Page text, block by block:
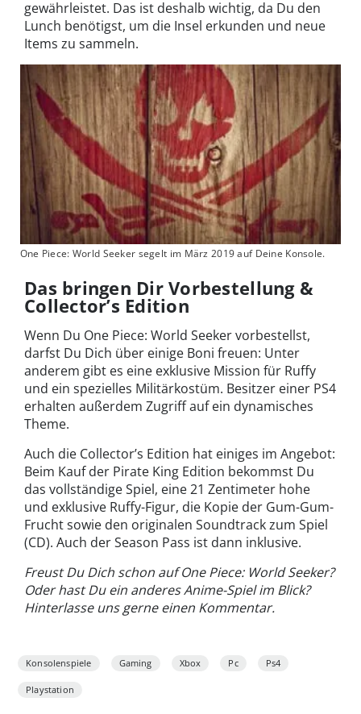
gewährleistet. Das ist deshalb wichtig, da Du den
Lunch benötigst, um die Insel erkunden und neue
Items zu sammeln.
One Piece: World Seeker segelt im März 2019 auf Deine Konsole.
Das bringen Dir Vorbestellung &
Collector’s Edition
Wenn Du One Piece: World Seeker vorbestellst,
darfst Du Dich über einige Boni freuen: Unter
anderem gibt es eine exklusive Mission für Ruffy
und ein spezielles Militärkostüm. Besitzer einer PS4
erhalten außerdem Zugriff auf ein dynamisches
Theme.
Auch die Collector’s Edition hat einiges im Angebot:
Beim Kauf der Pirate King Edition bekommst Du
das vollständige Spiel, eine 21 Zentimeter hohe
und exklusive Ruffy-Figur, die Kopie der Gum-Gum-
Frucht sowie den originalen Soundtrack zum Spiel
(CD). Auch der Season Pass ist dann inklusive.
Freust Du Dich schon auf One Piece: World Seeker?
Oder hast Du ein anderes Anime-Spiel im Blick?
Hinterlasse uns gerne einen Kommentar.
Konsolenspiele Gaming Xbox Pc Ps4
Playstation